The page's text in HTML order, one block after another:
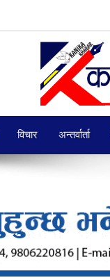
विचार अन्तर्वार्ता